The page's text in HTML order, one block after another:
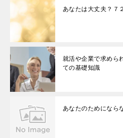
あなたは大丈夫？７
就活や企業で求めら
ての基礎知識
あなたのためになら